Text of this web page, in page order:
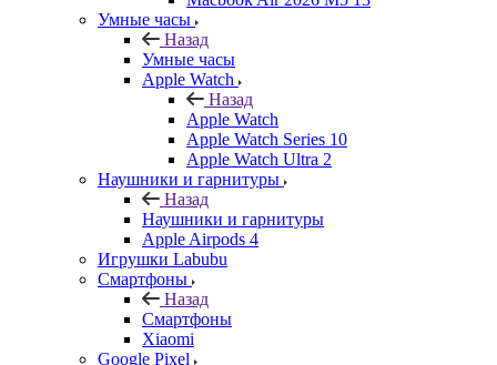
Умные часы
Назад
Умные часы
Apple Watch
Назад
Apple Watch
Apple Watch Series 10
Apple Watch Ultra 2
Наушники и гарнитуры
Назад
Наушники и гарнитуры
Apple Airpods 4
Игрушки Labubu
Смартфоны
Назад
Смартфоны
Xiaomi
Google Pixel